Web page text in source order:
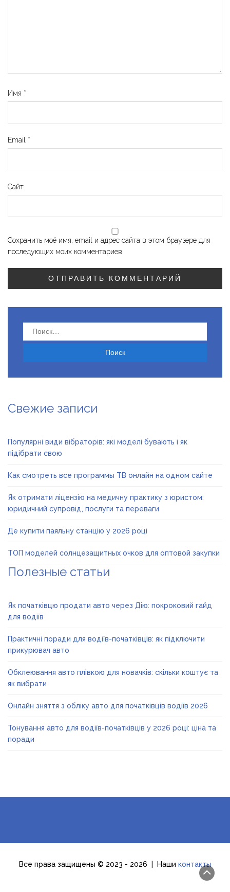
Имя *
Email *
Сайт
Сохранить моё имя, email и адрес сайта в этом браузере для
последующих моих комментариев.
Найти:
Свежие записи
Популярні види вібраторів: які моделі бувають і як
підібрати свою
Как смотреть все программы ТВ онлайн на одном сайте
Як отримати ліцензію на медичну практику з юристом:
юридичний супровід, послуги та переваги
Де купити паяльну станцію у 2026 році
ТОП моделей солнцезащитных очков для оптовой закупки
Полезные статьи
Як початківцю продати авто через Дію: покроковий гайд
для водіїв
Практичні поради для водіїв-початківців: як підключити
прикурювач авто
Обклеювання авто плівкою для новачків: скільки коштує та
як вибрати
Онлайн зняття з обліку авто для початківців водіїв 2026
Тонування авто для водіїв-початківців у 2026 році: ціна та
поради
Все права защищены © 2023 - 2026 | Наши контакты